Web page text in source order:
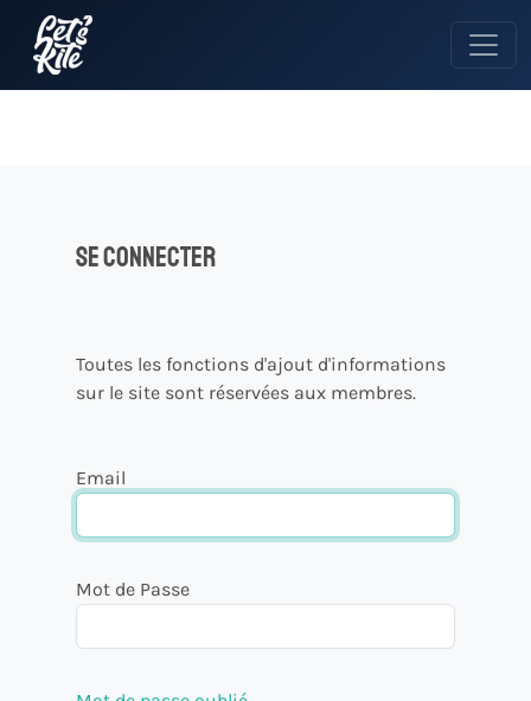
Se connecter
Toutes les fonctions d'ajout d'informations
sur le site sont réservées aux membres.
Email
Mot de Passe